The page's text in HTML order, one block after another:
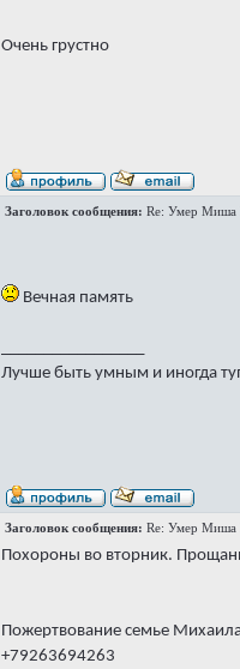
Очень грустно
Заголовок сообщения: Re: Умер Миша
Вечная память
Лучше быть умным и иногда
Заголовок сообщения: Re: Умер Миша
Похороны во вторник.
Пожертвование семье
+79263694263